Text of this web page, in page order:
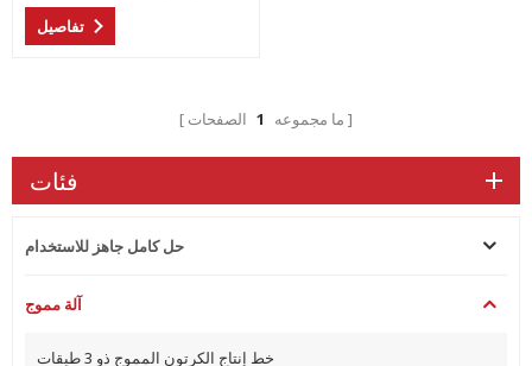
متزامن مع آلة تغليف. إنتاج مرن
عالي السرعة لنوع مختلف من
تفاصيل
ما مجموعه 1 الصفحات
فئات
حل كامل جاهز للاستخدام
آلة مموج
خط إنتاج الكرتون المموج ذو 3 طبقات